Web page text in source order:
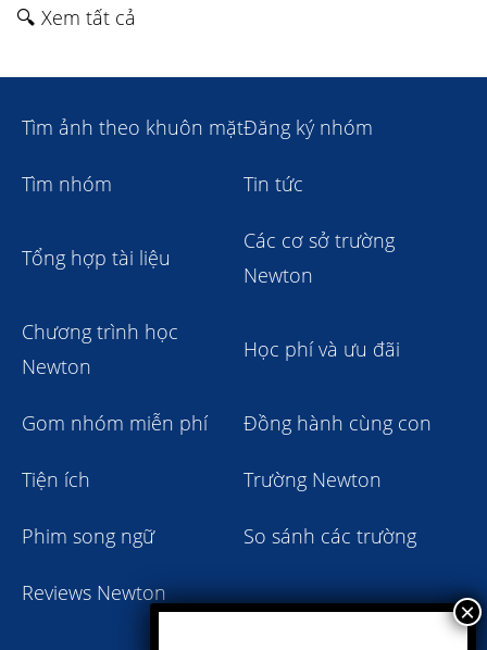
🔍 Xem tất cả
Tìm ảnh theo khuôn mặtĐăng ký nhóm
Tìm nhóm Tin tức
Tổng hợp tài liệu
Các cơ sở trường
Newton
Chương trình học
Newton
Học phí và ưu đãi
Gom nhóm miễn phí Đồng hành cùng con
Tiện ích Trường Newton
Phim song ngữ So sánh các trường
Reviews Newton